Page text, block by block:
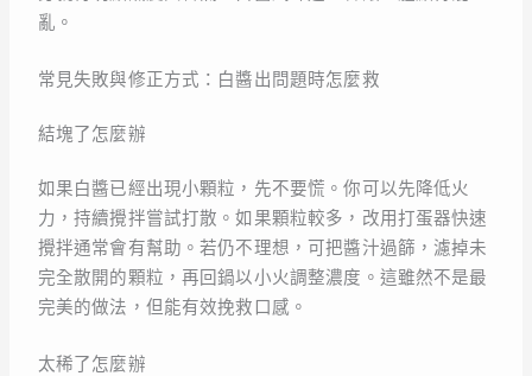
亂。
常見失敗與修正方式：白醬出問題時怎麼救
結塊了怎麼辦
如果白醬已經出現小顆粒，先不要慌。你可以先降低火
力，持續攪拌嘗試打散。如果顆粒較多，改用打蛋器快速
攪拌通常會有幫助。若仍不理想，可把醬汁過篩，濾掉未
完全散開的顆粒，再回鍋以小火調整濃度。這雖然不是最
完美的做法，但能有效挽救口感。
太稀了怎麼辦